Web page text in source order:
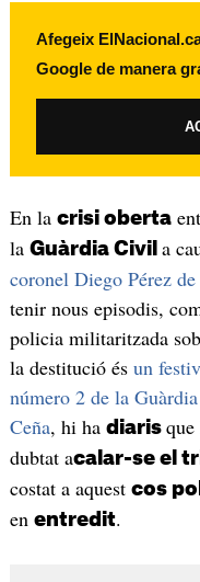
Afegeix
Google de manera
En la crisi oberta
la Guàrdia Civil a
coronel Diego Pérez
tenir nous episodis,
policia militaritzada
la destitució és un
número 2 de la
Ceña, hi ha diaris que
dubtat acalar-se el
costat a aquest cos
en entredit.